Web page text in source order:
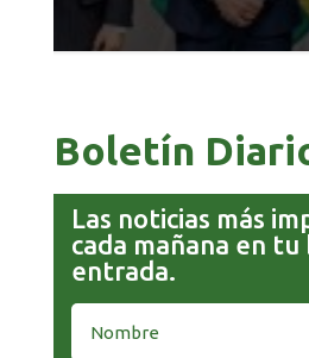
Boletín
Las noticias más
cada mañana en tu
entrada.